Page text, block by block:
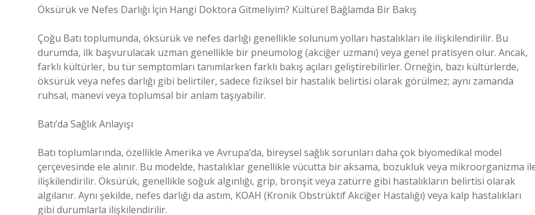
Öksürük ve Nefes Darlığı İçin Hangi Doktora Gitmeliyim? Kültürel Bağlamda Bir Bakış
Çoğu Batı toplumunda, öksürük ve nefes darlığı genellikle solunum yolları hastalıkları ile ilişkilendirilir. Bu
durumda, ilk başvurulacak uzman genellikle bir pneumolog (akciğer uzmanı) veya genel pratisyen olur. Ancak,
farklı kültürler, bu tür semptomları tanımlarken farklı bakış açıları geliştirebilirler. Örneğin, bazı kültürlerde,
öksürük veya nefes darlığı gibi belirtiler, sadece fiziksel bir hastalık belirtisi olarak görülmez; aynı zamanda
ruhsal, manevi veya toplumsal bir anlam taşıyabilir.
Batı’da Sağlık Anlayışı
Batı toplumlarında, özellikle Amerika ve Avrupa’da, bireysel sağlık sorunları daha çok biyomedikal model
çerçevesinde ele alınır. Bu modelde, hastalıklar genellikle vücutta bir aksama, bozukluk veya mikroorganizma
ilişkilendirilir. Öksürük, genellikle soğuk algınlığı, grip, bronşit veya zatürre gibi hastalıkların belirtisi olarak
algılanır. Aynı şekilde, nefes darlığı da astım, KOAH (Kronik Obstrüktif Akciğer Hastalığı) veya kalp hastalıkları
gibi durumlarla ilişkilendirilir.